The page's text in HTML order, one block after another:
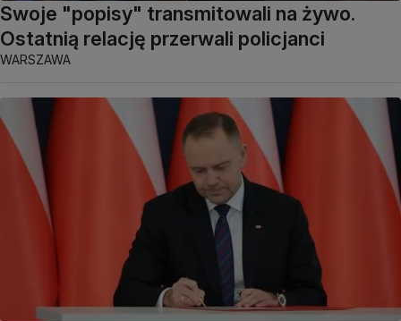
Swoje "popisy" transmitowali na żywo.
Ostatnią relację przerwali policjanci
WARSZAWA